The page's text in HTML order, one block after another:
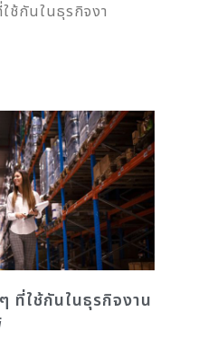
ช้กันในธุรกิจงา
ที่ใช้กันในธุรกิจงาน